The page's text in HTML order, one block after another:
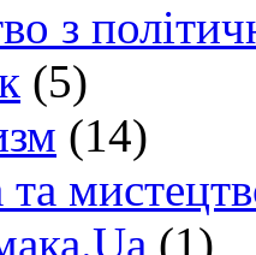
з
(5)
(14)
та
(1)